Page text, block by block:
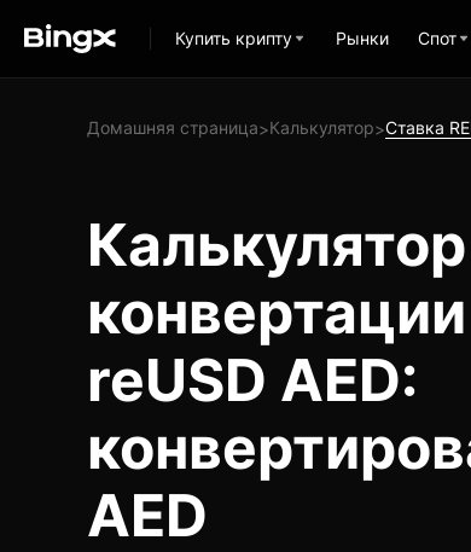
Купить крипту Рынки Спот
Домашняя страница>Калькулятор>Ставка
Калькулятор
reUSD AED:
AED